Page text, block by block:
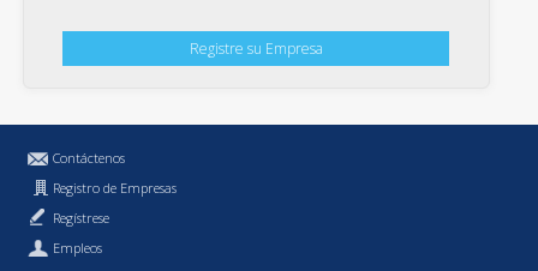
Registre su Empresa
Contáctenos
Registro de Empresas
Regístrese
Empleos